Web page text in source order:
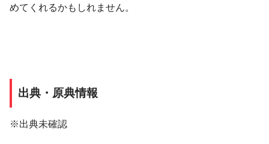
めてくれるかもしれません。
出典・原典情報
※出典未確認